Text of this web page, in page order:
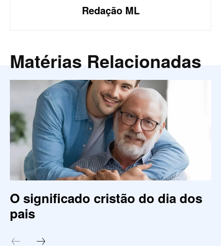
Redação ML
Matérias Relacionadas
O significado cristão do dia dos
pais